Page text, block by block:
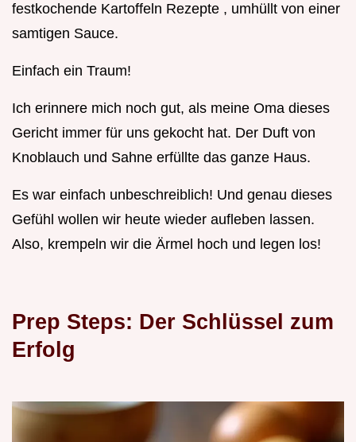
festkochende Kartoffeln Rezepte , umhüllt von einer
samtigen Sauce.
Einfach ein Traum!
Ich erinnere mich noch gut, als meine Oma dieses
Gericht immer für uns gekocht hat. Der Duft von
Knoblauch und Sahne erfüllte das ganze Haus.
Es war einfach unbeschreiblich! Und genau dieses
Gefühl wollen wir heute wieder aufleben lassen.
Also, krempeln wir die Ärmel hoch und legen los!
Prep Steps: Der Schlüssel zum
Erfolg